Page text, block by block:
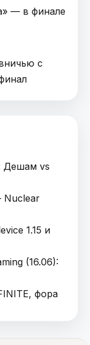
— в финале
с
Дешам vs
Nuclear
1.15 и
(16.06):
фора